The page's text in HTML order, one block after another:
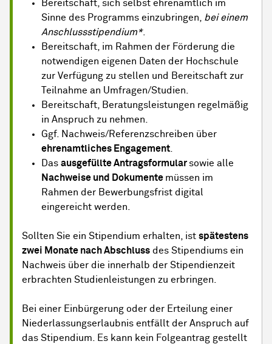
Bereitschaft, sich selbst ehrenamtlich im
Sinne des Programms einzubringen, bei einem
Anschlussstipendium*.
Bereitschaft, im Rahmen der Förderung die
notwendigen eigenen Daten der Hochschule
zur Verfügung zu stellen und Bereitschaft zur
Teilnahme an Umfragen/Studien.
Bereitschaft, Beratungsleistungen regelmäßig
in Anspruch zu nehmen.
Ggf. Nachweis/Referenzschreiben über
ehrenamtliches Engagement.
Das ausgefüllte Antragsformularsowie alle
Nachweise und Dokumente müssen im
Rahmen der Bewerbungsfrist digital
eingereicht werden.
Sollten Sie ein Stipendium erhalten, ist spätestens
zwei Monate nach Abschluss des Stipendiums ein
Nachweis über die innerhalb der Stipendienzeit
erbrachten Studienleistungen zu erbringen.
Bei einer Einbürgerung oder der Erteilung einer
Niederlassungserlaubnis entfällt der Anspruch auf
das Stipendium. Es kann kein Folgeantrag gestellt